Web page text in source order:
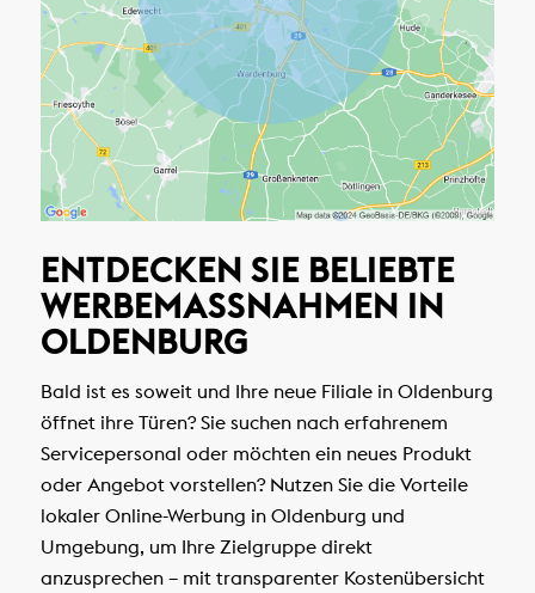
ENTDECKEN SIE BELIEBTE
WERBEMASSNAHMEN IN O
LDENBURG
Bald ist es soweit und Ihre neue Filiale in Oldenburg
öffnet ihre Türen? Sie suchen nach erfahrenem
Servicepersonal oder möchten ein neues Produkt
oder Angebot vorstellen? Nutzen Sie die Vorteile
lokaler Online-Werbung in Oldenburg und
Umgebung, um Ihre Zielgruppe direkt
anzusprechen – mit transparenter Kostenübersicht